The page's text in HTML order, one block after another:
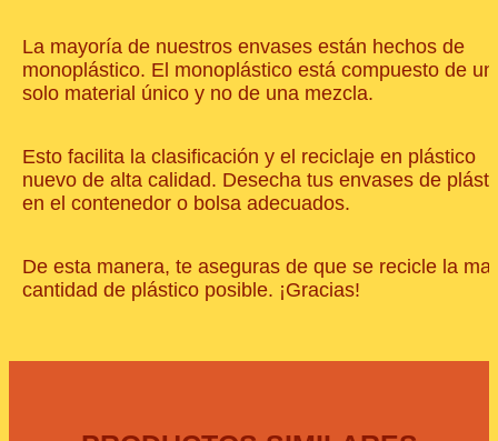
La mayoría de nuestros envases están hechos de
monoplástico. El monoplástico está compuesto de un
solo material único y no de una mezcla.
Esto facilita la clasificación y el reciclaje en plástico
nuevo de alta calidad. Desecha tus envases de
en el contenedor o bolsa adecuados.
De esta manera, te aseguras de que se recicle la
cantidad de plástico posible. ¡Gracias!